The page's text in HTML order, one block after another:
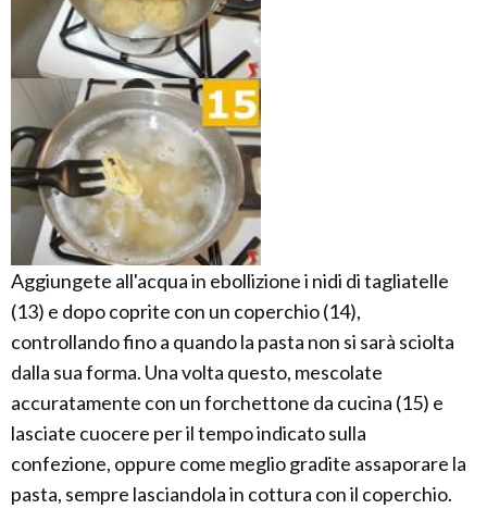
Aggiungete all'acqua in ebollizione i nidi di tagliatelle
(13) e dopo coprite con un coperchio (14),
controllando fino a quando la pasta non si sarà sciolta
dalla sua forma. Una volta questo, mescolate
accuratamente con un forchettone da cucina (15) e
lasciate cuocere per il tempo indicato sulla
confezione, oppure come meglio gradite assaporare la
pasta, sempre lasciandola in cottura con il coperchio.